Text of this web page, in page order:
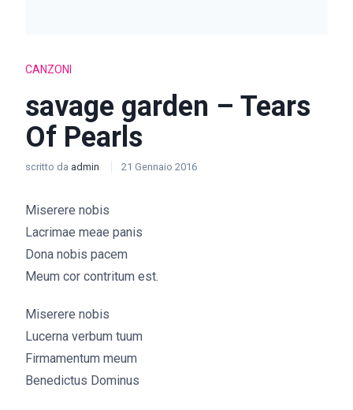
CANZONI
savage garden – Tears
Of Pearls
scritto da admin 21 Gennaio 2016
Miserere nobis
Lacrimae meae panis
Dona nobis pacem
Meum cor contritum est.
Miserere nobis
Lucerna verbum tuum
Firmamentum meum
Benedictus Dominus